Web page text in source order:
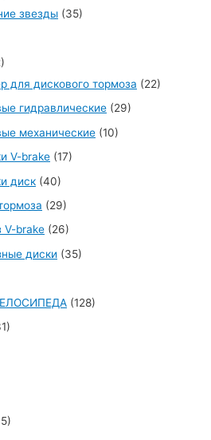
звезды (35)
для дискового тормоза (22)
гидравлические (29)
механические (10)
V-brake (17)
диск (40)
(29)
V-brake (26)
диски (35)
(128)